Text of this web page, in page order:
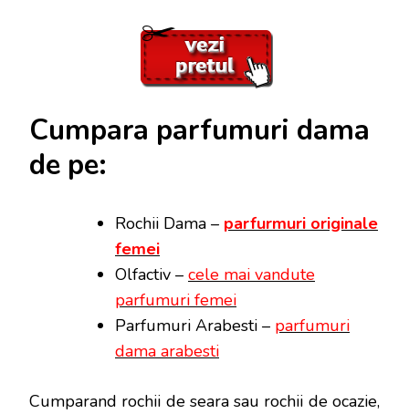
Cumpara parfumuri dama
de pe:
Rochii Dama – parfurmuri originale
femei
Olfactiv – cele mai vandute
parfumuri femei
Parfumuri Arabesti – parfumuri
dama arabesti
Cumparand rochii de seara sau rochii de ocazie,